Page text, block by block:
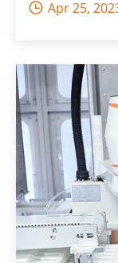
 Apr 25,